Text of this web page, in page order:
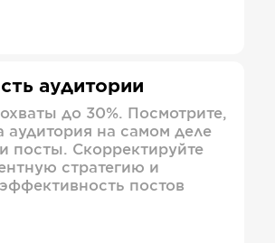
аудитории
до 30%. Посмотрите,
аудитория на самом деле
посты. Скорректируйте
стратегию и
постов